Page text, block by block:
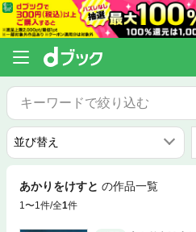
あかりをけすと の作品一覧
1〜1件/全1件